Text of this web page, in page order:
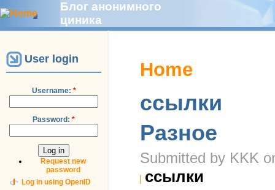
Блог анонимного
циника
User login
Username: *
Password: *
Request new
password
Log in using OpenID
Home
ссылки
Разное
Submitted by KKK
ссылки